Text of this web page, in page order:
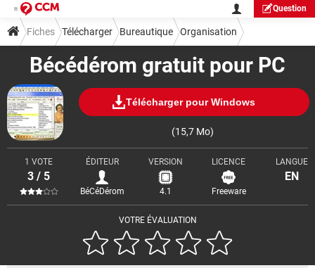
Question
Bécédérom gratuit pour PC
Télécharger pour Windows
(15,7 Mo)
VOTRE ÉVALUATION
1 VOTE
3 / 5
ÉDITEUR
BéCéDérom
VERSION
4.1
LICENCE
Freeware
LANGUE
EN
Fiches Télécharger Bureautique Organisation